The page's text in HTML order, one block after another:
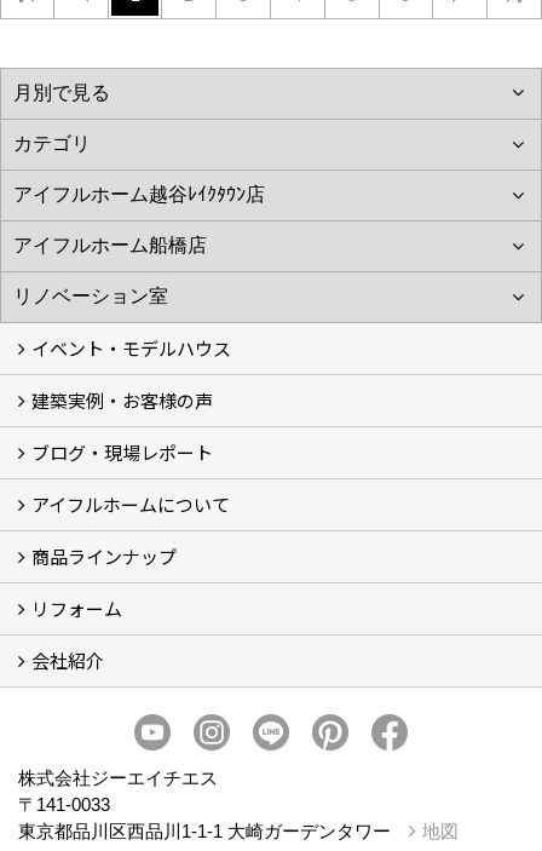
イベント・モデルハウス
イベント
モデルハウス見学
建築実例・お客様の声
建築実例
お客様の声
ブログ・現場レポート
ブログ
現場レポート
アイフルホームについて
アイフルホームについて (5)
商品ラインナップ
商品ラインナップ
リフォーム
まるごと断熱リフォーム
イベント情報
施工事例
会社紹介
スタッフ紹介
個人情報保護方針
株式会社ジーエイチエス
〒141-0033
東京都品川区西品川1-1-1 大崎ガーデンタワー
地図